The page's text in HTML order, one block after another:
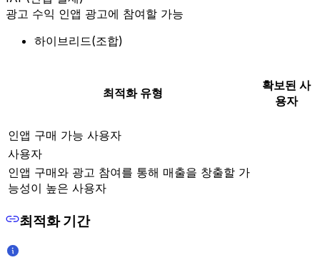
광고 수익 인앱 광고에 참여할 가능
하이브리드(조합)
최적화 유형
확보된 사
용자
인앱 구매 가능 사용자
사용자
인앱 구매와 광고 참여를 통해 매출을 창출할 가
능성이 높은 사용자
최적화 기간